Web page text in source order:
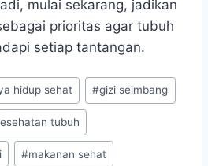
mulai sekarang, jadikan
prioritas agar tubuh
setiap tantangan.
hidup sehat #gizi seimbang
tubuh
#makanan sehat